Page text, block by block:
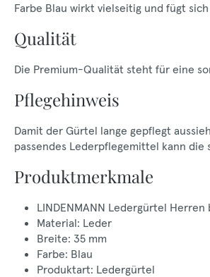
Farbe Blau wirkt vielseitig und fügt
Qualität
Die Premium-Qualität steht für eine
Pflegehinweis
Damit der Gürtel lange gepflegt
passendes Lederpflegemittel kann
Produktmerkmale
LINDENMANN Ledergürtel Herren
Material: Leder
Breite: 35 mm
Farbe: Blau
Produktart: Ledergürtel